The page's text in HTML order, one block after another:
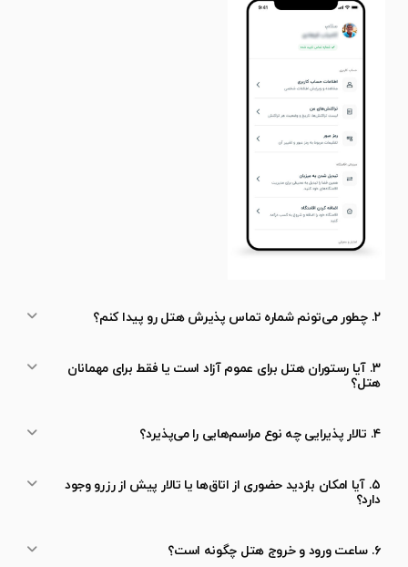
۲. چطور می‌تونم شماره تماس پذیرش هتل رو پیدا کنم؟
۳. آیا رستوران هتل برای عموم آزاد است یا فقط برای مهمانان
هتل؟
۴. تالار پذیرایی چه نوع مراسم‌هایی را می‌پذیرد؟
۵. آیا امکان بازدید حضوری از اتاق‌ها یا تالار پیش از رزرو وجود
دارد؟
۶. ساعت ورود و خروج هتل چگونه است؟